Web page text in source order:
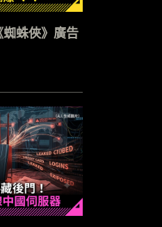
蛛俠》廣告